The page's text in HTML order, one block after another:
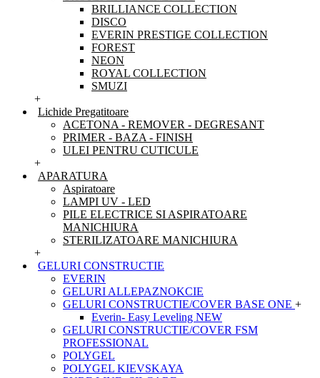
BRILLIANCE COLLECTION
DISCO
EVERIN PRESTIGE COLLECTION
FOREST
NEON
ROYAL COLLECTION
SMUZI
+
Lichide Pregatitoare
ACETONA - REMOVER - DEGRESANT
PRIMER - BAZA - FINISH
ULEI PENTRU CUTICULE
+
APARATURA
Aspiratoare
LAMPI UV - LED
PILE ELECTRICE SI ASPIRATOARE
MANICHIURA
STERILIZATOARE MANICHIURA
+
GELURI CONSTRUCTIE
EVERIN
GELURI ALLEPAZNOKCIE
GELURI CONSTRUCTIE/COVER BASE ONE +
Everin- Easy Leveling NEW
GELURI CONSTRUCTIE/COVER FSM
PROFESSIONAL
POLYGEL
POLYGEL KIEVSKAYA